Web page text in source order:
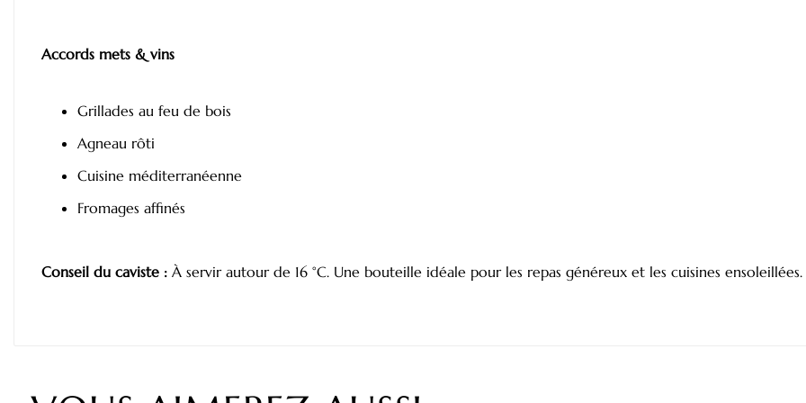
Accords mets & vins
Grillades au feu de bois
Agneau rôti
Cuisine méditerranéenne
Fromages affinés
Conseil du caviste : À servir autour de 16 °C. Une bouteille idéale pour les repas généreux et les cuisines ensoleillées.